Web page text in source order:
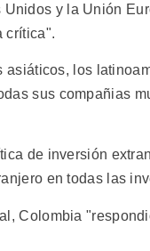
y la Unión
crítica".
los
sus compañias
de inversión
en todas las
Colombia